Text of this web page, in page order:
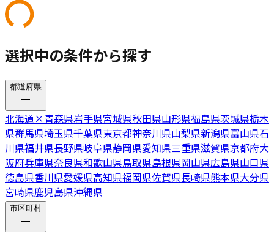
選択中の条件から探す
都道府県
北海道×青森県岩手県宮城県秋田県山形県福島県茨城県栃木
県群馬県埼玉県千葉県東京都神奈川県山梨県新潟県富山県石
川県福井県長野県岐阜県静岡県愛知県三重県滋賀県京都府大
阪府兵庫県奈良県和歌山県鳥取県島根県岡山県広島県山口県
徳島県香川県愛媛県高知県福岡県佐賀県長崎県熊本県大分県
宮崎県鹿児島県沖縄県
市区町村